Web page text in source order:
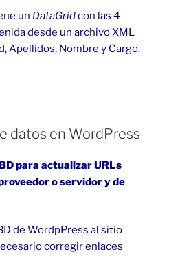
un DataGridcon las 4
desde un archivo XML
Apellidos, Nombre y Cargo.
datos en WordPress
para actualizar URLs
o servidor y de
de WordpPress al sitio
corregir enlaces